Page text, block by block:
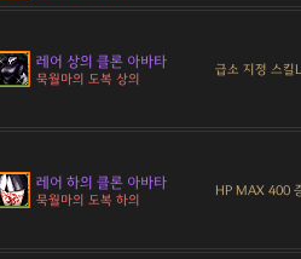
레어 상의 클론 아바타
묵월마의 도복 상의
급소 지정 스킬
레어 하의 클론 아바타
묵월마의 도복 하의
HP MAX 400